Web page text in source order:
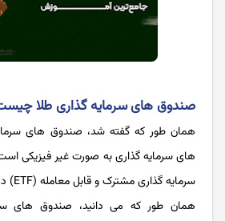
صندوق های سرمایه گذاری طلا
همان طور که گفته شد، صندوق ‌های
های سرمایه گذاری به صورت غیر فیزیکی
سرمایه ‌گذاری مشترک و قابل معامله (ETF) در بورس کالا هستند.
همان طور که می دانید، صندوق های